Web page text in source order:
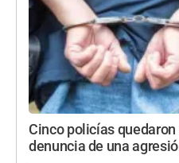
Cinco policías
denuncia de una